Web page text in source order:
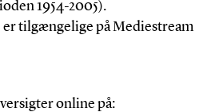
1954-2005).
tilgængelige på Mediestream
online på: